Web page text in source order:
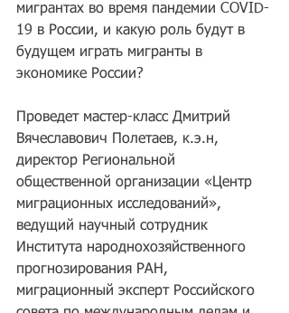
мигрантах во время пандемии COVID-
19 в России, и какую роль будут в
будущем играть мигранты в
экономике России?
Проведет мастер-класс Дмитрий
Вячеславович Полетаев, к.э.н,
директор Региональной
общественной организации «Центр
миграционных исследований»,
ведущий научный сотрудник
Института народнохозяйственного
прогнозирования РАН,
миграционный эксперт Российского